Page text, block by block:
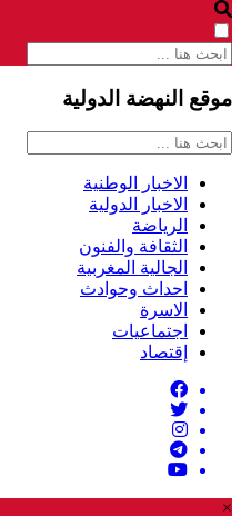
موقع النهضة الدولية
الاخبار الوطنية
الاخبار الدولية
الرياضة
الثقافة والفنون
الجالية المغربية
احداث وحوادث
الاسرة
اجتماعيات
إقتصاد
×